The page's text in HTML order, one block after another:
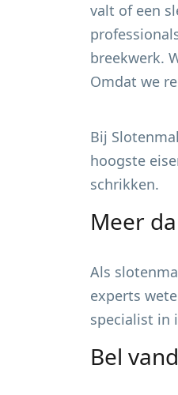
valt of een
breekwerk.
Omdat we
Bij
hoogste
schrikken.
Meer
Als
experts
specialist in
Bel